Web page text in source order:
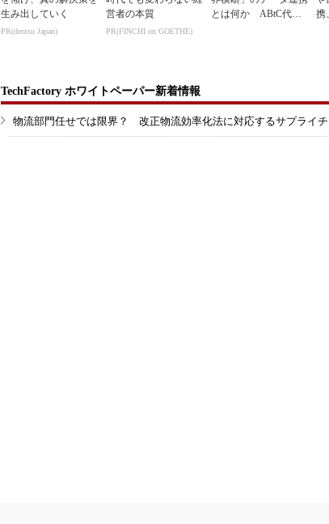
生み出していく
PR(dentsu Japan)
営者の本質
PR(FINCHI on GOETHE)
とは何か ABtC代表
携
TechFactory ホワイトペーパー新着情報
物流部門任せでは限界？ 改正物流効率化法に対応するサプライ